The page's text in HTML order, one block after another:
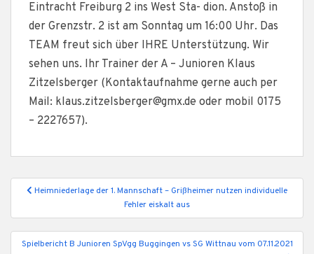
Eintracht Freiburg 2 ins West Sta- dion. Anstoß in
der Grenzstr. 2 ist am Sonntag um 16:00 Uhr. Das
TEAM freut sich über IHRE Unterstützung. Wir
sehen uns. Ihr Trainer der A – Junioren Klaus
Zitzelsberger (Kontaktaufnahme gerne auch per
Mail: klaus.zitzelsberger@gmx.de oder mobil 0175
– 2227657).
Beitragsnavigation
Heimniederlage der 1. Mannschaft – Grißheimer nutzen individuelle
Fehler eiskalt aus
Spielbericht B Junioren SpVgg Buggingen vs SG Wittnau vom 07.11.2021